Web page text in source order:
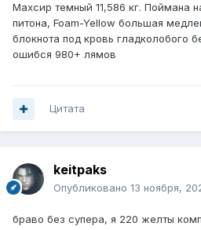
Махсир темный 11,586 кг. Поймана
питона, Foam-Yellow большая
блокнота под кровь гладколобого
ошибся 980+ лямов
Цитата
keitpaks
Опубликовано 13 ноября,
браво без супера, я 220 желты